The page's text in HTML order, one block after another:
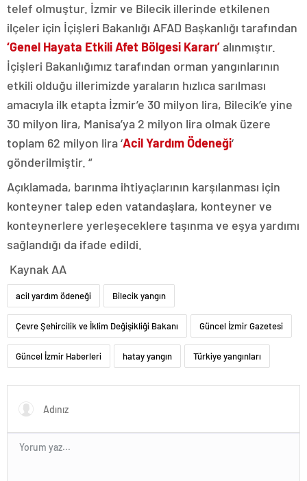
telef olmuştur. İzmir ve Bilecik illerinde etkilenen
ilçeler için İçişleri Bakanlığı AFAD Başkanlığı tarafından
‘Genel Hayata Etkili Afet Bölgesi Kararı’alınmıştır.
İçişleri Bakanlığımız tarafından orman yangınlarının
etkili olduğu illerimizde yaraların hızlıca sarılması
amacıyla ilk etapta İzmir’e 30 milyon lira, Bilecik’e yine
30 milyon lira, Manisa’ya 2 milyon lira olmak üzere
toplam 62 milyon lira ‘Acil Yardım Ödeneği‘
gönderilmiştir. “
Açıklamada, barınma ihtiyaçlarının karşılanması için
konteyner talep eden vatandaşlara, konteyner ve
konteynerlere yerleşeceklere taşınma ve eşya yardımı
sağlandığı da ifade edildi.
Kaynak AA
acil yardım ödeneği Bilecik yangın
Çevre Şehircilik ve İklim Değişikliği Bakanı Güncel İzmir Gazetesi
Güncel İzmir Haberleri hatay yangın Türkiye yangınları